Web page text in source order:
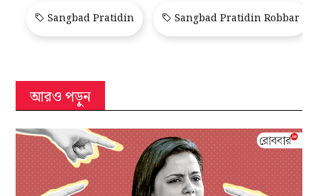
Sangbad Pratidin Sangbad Pratidin Robbar
আরও পড়ুন